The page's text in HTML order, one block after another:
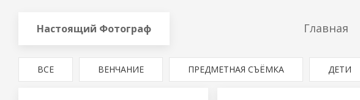
Настоящий Фотограф Главная
ВСЕ ВЕНЧАНИЕ ПРЕДМЕТНАЯ СЪЁМКА ДЕТИ